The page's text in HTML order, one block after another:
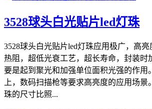
3528球头白光贴片led灯珠
3528球头白光贴片led灯珠应用极广，高
热阻，超低光衰工艺，超长寿命，封装时
要是起到聚光和加强单位面积光强的作用
上，数码扫描枪等要求高亮度的应用场景
珠的尺寸比照...